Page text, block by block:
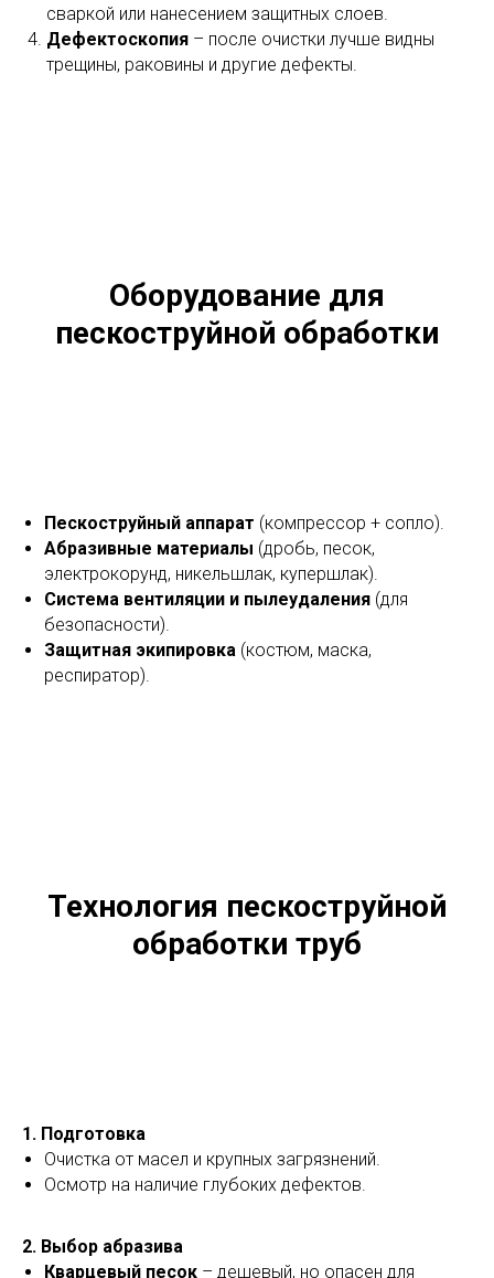
сваркой или нанесением защитных слоев.
Дефектоскопия – после очистки лучше видны
трещины, раковины и другие дефекты.
Оборудование для
пескоструйной обработки
Пескоструйный аппарат (компрессор + сопло).
Абразивные материалы (дробь, песок,
электрокорунд, никельшлак, купершлак).
Система вентиляции и пылеудаления (для
безопасности).
Защитная экипировка (костюм, маска,
респиратор).
Технология пескоструйной
обработки труб
1. Подготовка
Очистка от масел и крупных загрязнений.
Осмотр на наличие глубоких дефектов.
2. Выбор абразива
Кварцевый песок – дешевый, но опасен для